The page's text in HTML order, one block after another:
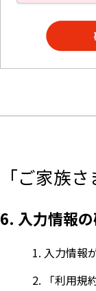
「ご家族さ
6. 入力情報
入力情報
「利用